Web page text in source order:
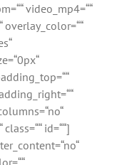
video_mp4=““
overlay_color=““
id=““]